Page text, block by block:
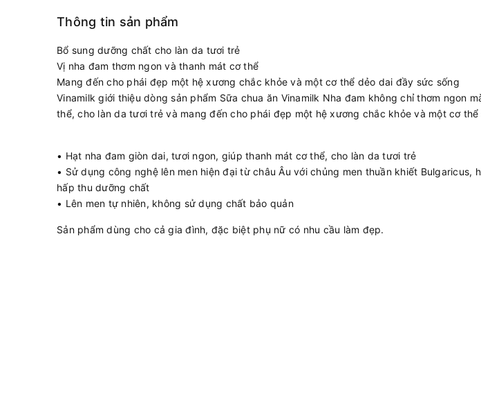
Thông tin sản phẩm
Bổ sung dưỡng chất cho làn da tươi trẻ
Vị nha đam thơm ngon và thanh mát cơ thể
Mang đến cho phái đẹp một hệ xương chắc khỏe và một cơ thể dẻo dai đầy sức sống
Vinamilk giới thiệu dòng sản phẩm Sữa chua ăn Vinamilk Nha đam không chỉ thơm ngon
thể, cho làn da tươi trẻ và mang đến cho phái đẹp một hệ xương chắc khỏe và một cơ
• Hạt nha đam giòn dai, tươi ngon, giúp thanh mát cơ thể, cho làn da tươi trẻ
• Sử dụng công nghệ lên men hiện đại từ châu Âu với chủng men thuần khiết Bulgaricus,
hấp thu dưỡng chất
• Lên men tự nhiên, không sử dụng chất bảo quản
Sản phẩm dùng cho cả gia đình, đặc biệt phụ nữ có nhu cầu làm đẹp.